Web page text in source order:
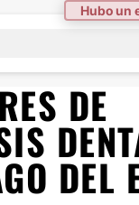
Hubo un
DE
DEL